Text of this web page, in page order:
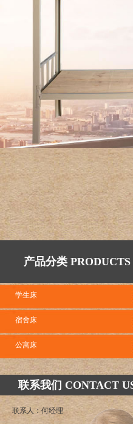
产品分类 PRODUCTS
学生床
宿舍床
公寓床
联系我们 CONTACT
联系人：何经理